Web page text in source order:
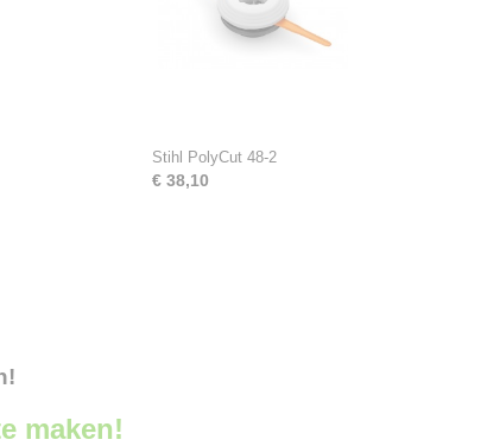
Stihl PolyCut 48-2
€ 38,10
maken!